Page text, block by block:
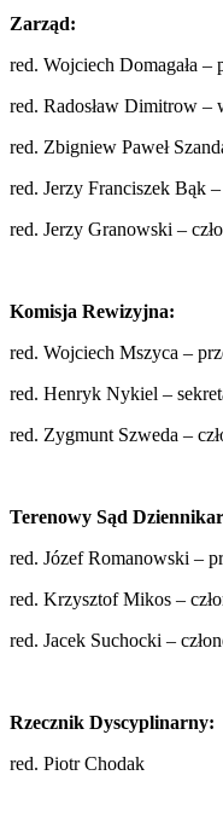
Zarząd:
red. Wojciech Domagała
red. Radosław Dimitrow –
red. Zbigniew Paweł
red. Jerzy Franciszek Bąk
red. Jerzy Granowski –
Komisja Rewizyjna:
red. Wojciech Mszyca –
red. Henryk Nykiel –
red. Zygmunt Szweda –
Terenowy Sąd
red. Józef Romanowski –
red. Krzysztof Mikos –
red. Jacek Suchocki –
Rzecznik Dyscyplinarny:
red. Piotr Chodak